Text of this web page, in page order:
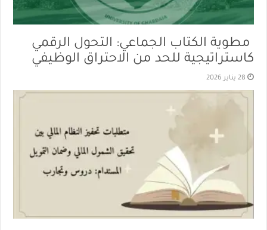
مطوية الكتاب الجماعي: التحول الرقمي
كاستراتيجية للحد من الاحتراق الوظيفي
28 يناير 2026